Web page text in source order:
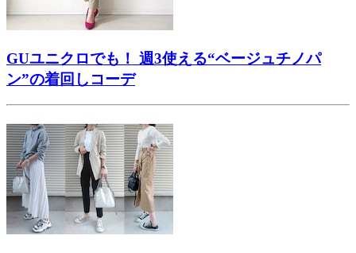
GUユニクロでも！ 週3使える“ベージュチノパ
ン”の着回しコーデ